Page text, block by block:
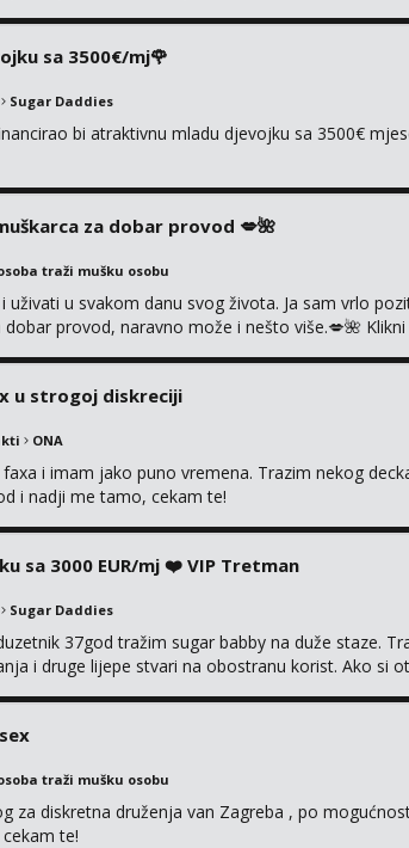
sa 3500€/mj🌹
Sugar Daddies
bi atraktivnu mladu djevojku sa 3500€
za dobar provod 💋🌺
traži mušku osobu
u svakom danu svog života. Ja sam vrlo
provod, naravno može i nešto više.💋🌺
u strogoj diskreciji
ONA
i imam jako puno vremena. Trazim nekog
i nadji me tamo, cekam te!
sa 3000 EUR/mj ❤️ VIP Tretman
Sugar Daddies
37god tražim sugar babby na duže staze.
i druge lijepe stvari na obostranu korist. Ako si
traži mušku osobu
za diskretna druženja van Zagreba , po
te!